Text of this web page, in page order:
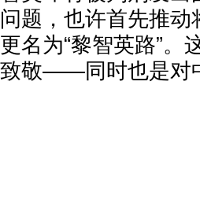
问题，也许首先推
更名为“黎智英路”。
致敬——同时也是对